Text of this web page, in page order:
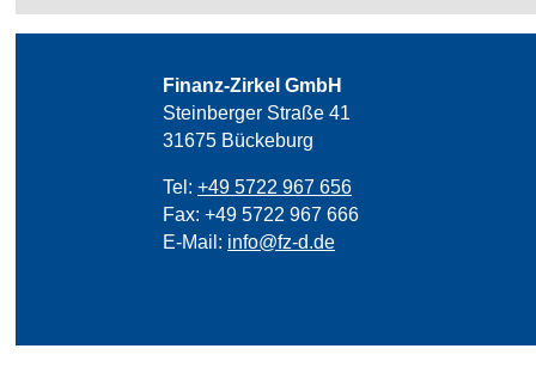
Finanz-Zirkel GmbH
Steinberger Straße 41
31675 Bückeburg
Tel: +49 5722 967 656
Fax: +49 5722 967 666
E-Mail: info@fz-d.de